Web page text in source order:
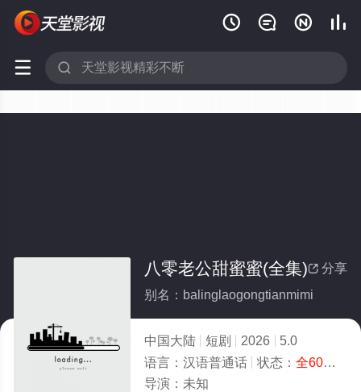
   
 
 分享
八零老公甜蜜蜜(全集)
别名：balinglaogongtianmimi
中国大陆 短剧 2026
5.0
语言： 汉语普通话 状态： 全60集
导演： 未知